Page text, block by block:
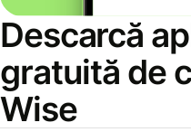
Descarcă
gratuită de
Wise